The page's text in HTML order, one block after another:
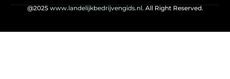
@2025www.landelijkbedrijvengids.nl.All Right Reserved.